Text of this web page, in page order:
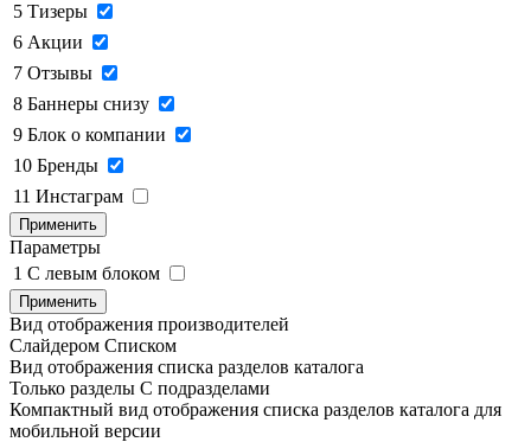
5 Тизеры
6 Акции
7 Отзывы
8 Баннеры снизу
9 Блок о компании
10 Бренды
11 Инстаграм
Применить
Параметры
1 C левым блоком
Применить
Вид отображения производителей
Слайдером Списком
Вид отображения списка разделов каталога
Только разделы С подразделами
Компактный вид отображения списка разделов каталога для
мобильной версии